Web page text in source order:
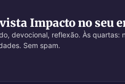
Impacto no seu
devocional, reflexão. Às quartas:
Sem spam.